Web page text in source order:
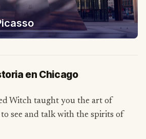
en Chicago
Witch taught you the art of
see and talk with the spirits of